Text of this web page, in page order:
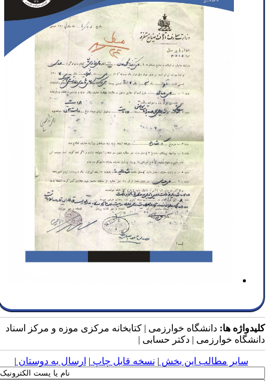
ها:دانشگاه خوارزمی | کتابخانه مرکزی موزه و مرکز اسناد
خوارزمی | دکتر حسابی |
سایر مطالب این بخش | نسخه قابل چاپ| ارسال به دوستان|